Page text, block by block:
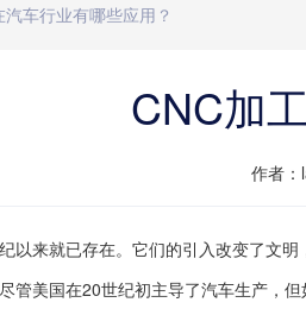
车行业有哪些应用？
CNC加
作者
以来就已存在。它们的引入改变了文
管美国在20世纪初主导了汽车生产，